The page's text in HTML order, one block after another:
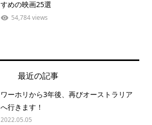
すめの映画25選
54,784 views
最近の記事
ワーホリから3年後、再びオーストラリア
へ行きます！
2022.05.05